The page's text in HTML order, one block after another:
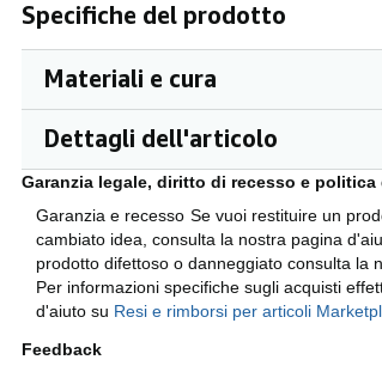
Specifiche del prodotto
Materiali e cura
Dettagli dell'articolo
Garanzia legale, diritto di recesso e politica
Garanzia e recesso Se vuoi restituire un
cambiato idea, consulta la nostra pagina
prodotto difettoso o danneggiato consulta la
Per informazioni specifiche sugli acquisti
d'aiuto su Resi e rimborsi per articoli
Feedback